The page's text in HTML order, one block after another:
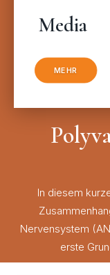
Media
MEHR
In diesem
Nervensystem
erste